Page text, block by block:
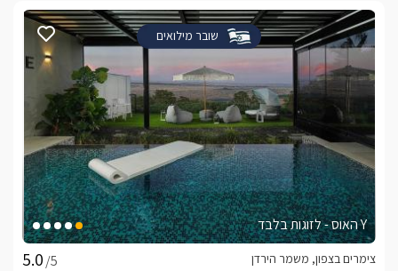
שובר מילואים
Y האוס - לזוגות בלבד
/5
צימרים בצפון, משמר הירדן